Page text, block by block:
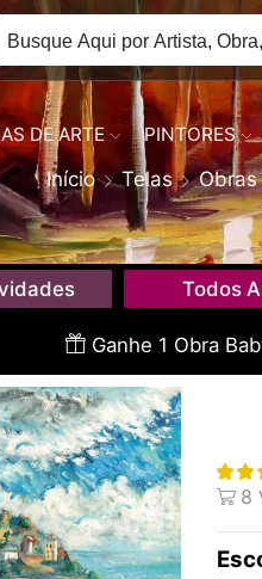
DE ARTE PINTORES
Início Telas
Todos
Ganhe 1 Obra
8